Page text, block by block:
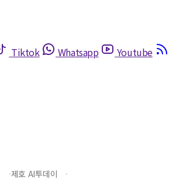
Tiktok Whatsapp
Youtube
제호 AI투데이